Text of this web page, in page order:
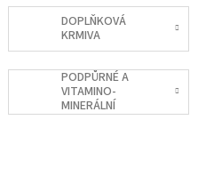
DOPLŇKOVÁ
KRMIVA
PODPŮRNÉ A
VITAMINO-
MINERÁLNÍ
DOPLŇKY